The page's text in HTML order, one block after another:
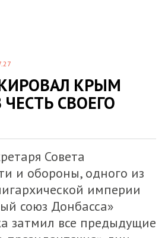
КРЫМ
СВОЕГО
Совета
и обороны, одного из
империи
союз Донбасса»
затмил все предыдущие